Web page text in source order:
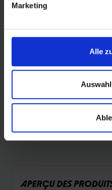
Marketing
Alle
ROLLING
PROTECTION
APERÇU DES